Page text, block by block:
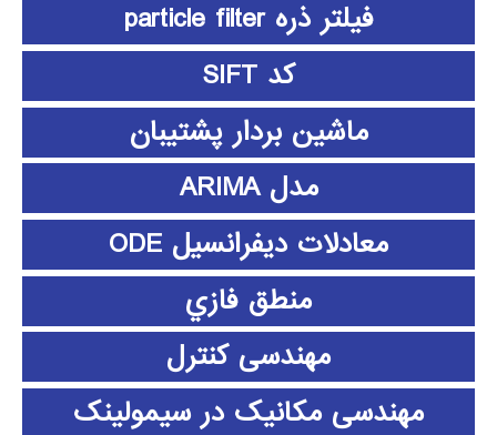
فیلتر ذره particle filter
کد SIFT
ماشین بردار پشتیبان
مدل ARIMA
معادلات دیفرانسیل ODE
منطق فازي
مهندسی کنترل
مهندسی مکانیک در سیمولینک